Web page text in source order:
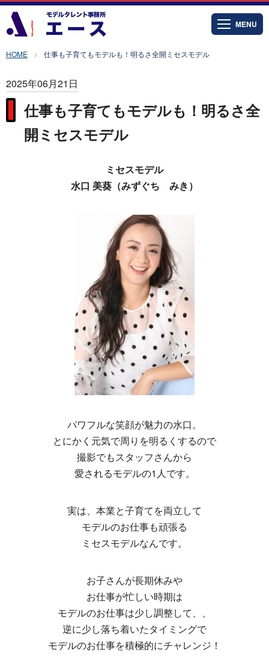
MENU
HOME 仕事も子育てもモデルも！明るさ全開ミセスモデル
2025年06月21日
仕事も子育てもモデルも！明るさ全
開ミセスモデル
ミセスモデル
水口 美葵（みずぐち みき）
パワフルな笑顔が魅力の水口。
とにかく元気で周りを明るくするので
撮影でもスタッフさんから
愛されるモデルの1人です。
実は、本業と子育てを両立して
モデルのお仕事も頑張る
ミセスモデルなんです。
お子さんが長期休みや
お仕事が忙しい時期は
モデルのお仕事は少し調整して、、
逆に少し落ち着いたタイミングで
モデルのお仕事を積極的にチャレンジ！